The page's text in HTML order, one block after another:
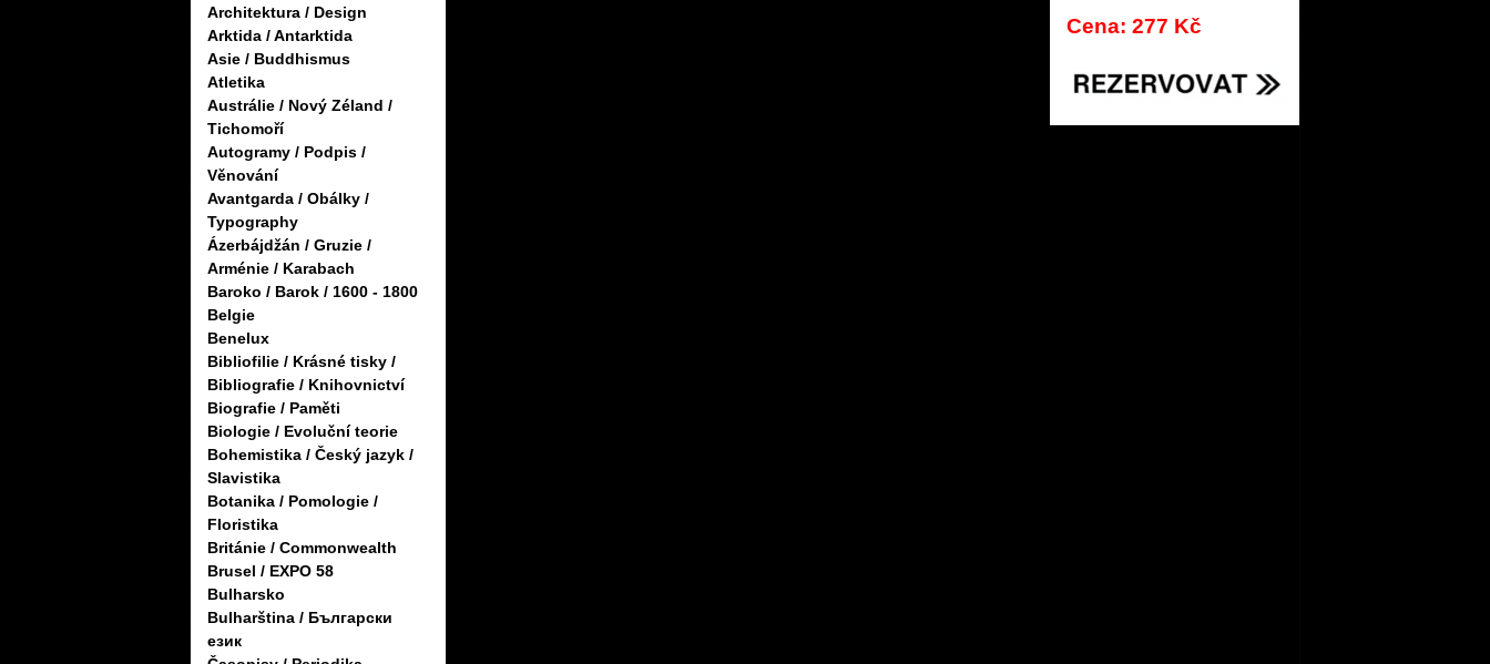
Architektura / Design
Arktida / Antarktida
Asie / Buddhismus
Atletika
Austrálie / Nový Zéland /
Tichomoří
Autogramy / Podpis /
Věnování
Avantgarda / Obálky /
Typography
Ázerbájdžán / Gruzie /
Arménie / Karabach
Baroko / Barok / 1600 - 1800
Belgie
Benelux
Bibliofilie / Krásné tisky /
Bibliografie / Knihovnictví
Biografie / Paměti
Biologie / Evoluční teorie
Bohemistika / Český jazyk /
Slavistika
Botanika / Pomologie /
Floristika
Británie / Commonwealth
Brusel / EXPO 58
Bulharsko
Bulharština / Български
език
Cena: 277 Kč